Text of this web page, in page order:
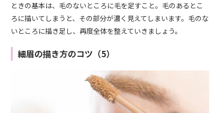
ときの基本は、毛のないところに毛を足すこと。毛のあるとこ
ろに描いてしまうと、その部分が濃く見えてしまいます。毛のな
いところに描き足し、再度全体を整えていきましょう。
細眉の描き方のコツ（5）